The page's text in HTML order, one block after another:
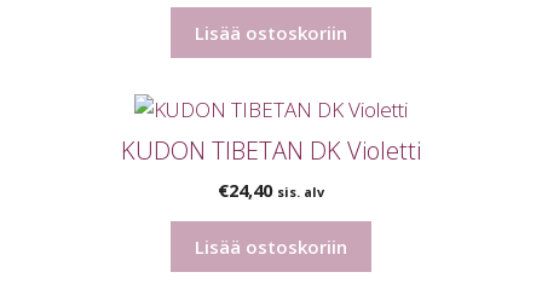
Lisää ostoskoriin
KUDON TIBETAN DK Violetti
€24,40 sis. alv
Lisää ostoskoriin